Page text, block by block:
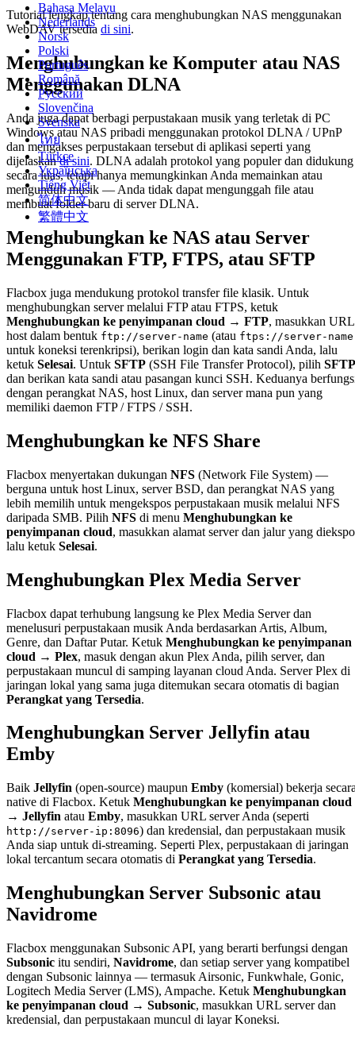
Bahasa Melayu
Nederlands
Norsk
Polski
Português
Română
Русский
Slovenčina
Svenska
ไทย
Türkçe
Українська
Tiếng Việt
简体中文
繁體中文
Tutorial lengkap tentang cara menghubungkan NAS menggunakan
WebDAV tersedia di sini.
Menghubungkan ke Komputer atau NAS
Menggunakan DLNA
Anda juga dapat berbagi perpustakaan musik yang terletak di PC
Windows atau NAS pribadi menggunakan protokol DLNA / UPnP
dan mengakses perpustakaan tersebut di aplikasi seperti yang
dijelaskandi sini. DLNA adalah protokol yang populer dan didukung
secara luas, tetapi hanya memungkinkan Anda memainkan atau
mengunduh musik — Anda tidak dapat mengunggah file atau
membuat folder baru di server DLNA.
Menghubungkan ke NAS atau Server
Menggunakan FTP, FTPS, atau SFTP
Flacbox juga mendukung protokol transfer file klasik. Untuk
menghubungkan server melalui FTP atau FTPS, ketuk
Menghubungkan ke penyimpanan cloud → FTP, masukkan URL
host dalam bentuk ftp://server-name (atau ftps://server-name
untuk koneksi terenkripsi), berikan login dan kata sandi Anda, lalu
ketuk Selesai. Untuk SFTP (SSH File Transfer Protocol), pilih SFTP
dan berikan kata sandi atau pasangan kunci SSH. Keduanya
dengan perangkat NAS, host Linux, dan server mana pun yang
memiliki daemon FTP / FTPS / SSH.
Menghubungkan ke NFS Share
Flacbox menyertakan dukungan NFS (Network File System) —
berguna untuk host Linux, server BSD, dan perangkat NAS yang
lebih memilih untuk mengekspos perpustakaan musik melalui NFS
daripada SMB. Pilih NFS di menu Menghubungkan ke
penyimpanan cloud, masukkan alamat server dan jalur yang
lalu ketuk Selesai.
Menghubungkan Plex Media Server
Flacbox dapat terhubung langsung ke Plex Media Server dan
menelusuri perpustakaan musik Anda berdasarkan Artis, Album,
Genre, dan Daftar Putar. Ketuk Menghubungkan ke penyimpanan
cloud → Plex, masuk dengan akun Plex Anda, pilih server, dan
perpustakaan muncul di samping layanan cloud Anda. Server Plex di
jaringan lokal yang sama juga ditemukan secara otomatis di bagian
Perangkat yang Tersedia.
Menghubungkan Server Jellyfin atau
Emby
Baik Jellyfin (open-source) maupun Emby (komersial) bekerja
native di Flacbox. Ketuk Menghubungkan ke penyimpanan cloud
→ Jellyfin atau Emby, masukkan URL server Anda (seperti
http://server-ip:8096) dan kredensial, dan perpustakaan musik
Anda siap untuk di-streaming. Seperti Plex, perpustakaan di jaringan
lokal tercantum secara otomatis di Perangkat yang Tersedia.
Menghubungkan Server Subsonic atau
Navidrome
Flacbox menggunakan Subsonic API, yang berarti berfungsi dengan
Subsonic itu sendiri, Navidrome, dan setiap server yang kompatibel
dengan Subsonic lainnya — termasuk Airsonic, Funkwhale, Gonic,
Logitech Media Server (LMS), Ampache. Ketuk Menghubungkan
ke penyimpanan cloud → Subsonic, masukkan URL server dan
kredensial, dan perpustakaan muncul di layar Koneksi.